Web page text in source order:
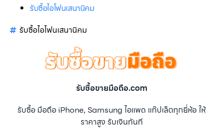
รับซื้อไอโฟนเสนานิคม
รับซื้อไอโฟนเสนานิคม
รับซื้อขายมือถือ.com
รับซื้อ มือถือ iPhone, Samsung ไอแพด แท๊ปเล็ตทุกยี่ห้อ ให้
ราคาสูง รับเงินทันที